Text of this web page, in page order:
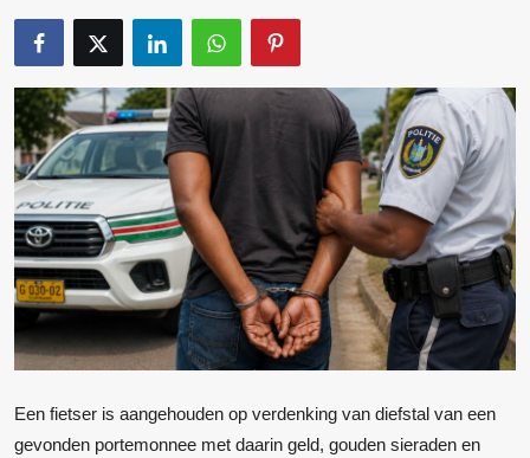
Cultuur & Media
Deals!
Over
Een fietser is aangehouden op verdenking van diefstal van een
gevonden portemonnee met daarin geld, gouden sieraden en